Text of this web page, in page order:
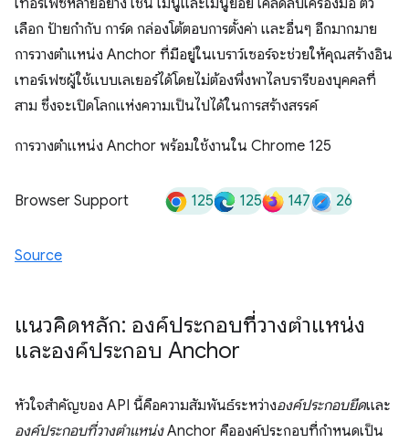
เทอร์เฟซหลายอย่าง เช่น เมนูและเมนูย่อย เคล็ดลับเครื่องมือ ตัว
เลือก ป้ายกำกับ การ์ด กล่องโต้ตอบการตั้งค่า และอื่นๆ อีกมากมาย
การวางตำแหน่ง Anchor ที่มีอยู่ในเบราว์เซอร์จะช่วยให้คุณสร้างอิน
เทอร์เฟซผู้ใช้แบบเลเยอร์ได้โดยไม่ต้องพึ่งพาไลบรารีของบุคคลที่
สาม ซึ่งจะเปิดโลกแห่งความเป็นไปได้ในการสร้างสรรค์
การวางตำแหน่ง Anchor พร้อมใช้งานใน Chrome 125
Browser Support 125 125 147 26
Source
แนวคิดหลัก: องค์ประกอบที่วางตำแหน่ง
และองค์ประกอบ Anchor
หัวใจสำคัญของ API นี้คือความสัมพันธ์ระหว่างองค์ประกอบยึดและ
องค์ประกอบที่วางตำแหน่งAnchor คือองค์ประกอบที่กำหนดเป็น